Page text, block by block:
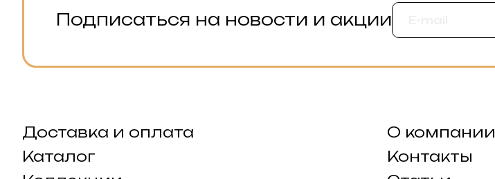
Подписаться на новости и акции
Доставка и оплата
Каталог
О компании
Контакты